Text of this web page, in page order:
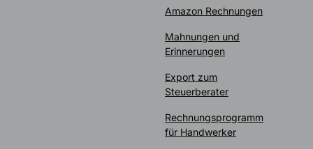
Amazon Rechnungen
Mahnungen und
Erinnerungen
Export zum
Steuerberater
Rechnungsprogramm
für Handwerker